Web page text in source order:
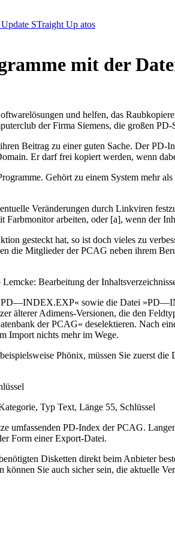
STraight Up atos
mit der
und helfen, das
der Firma Siemens, die großen
Beitrag zu einer guten Sache. Der PD-
Er darf frei kopiert werden, wenn
Gehört zu einem System mehr
Veränderungen durch Linkviren
arbeiten, oder [a], wenn der
gesteckt hat, so ist doch vieles zu
die Mitglieder der PCAG neben ihrem
Bearbeitung der
sowie die Datei
älterer Adimens-Versionen, die den
der PCAG« deselektieren. Nach
Import nichts mehr im Wege.
Phönix, müssen Sie zuerst
Typ Text, Länge 55, Schlüssel
umfassenden PD-Index der PCAG.
Form einer Export-Datei.
Disketten direkt beim Anbieter
Sie auch sicher sein, die aktuelle